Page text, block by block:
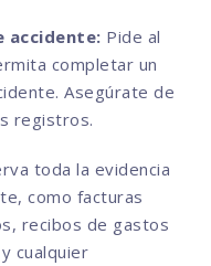
accidente: Pide al
completar un
Asegúrate de
registros.
toda la evidencia
como facturas
recibos de gastos
cualquier